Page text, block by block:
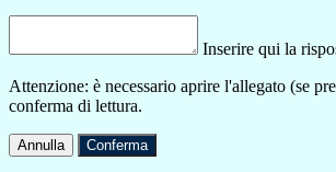
Inserire qui la
Attenzione: è necessario aprire l'allegato (se
conferma di lettura.
Annulla Conferma